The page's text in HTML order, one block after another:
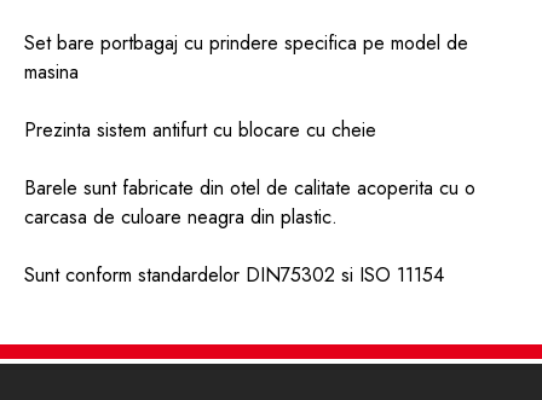
Set bare portbagaj cu prindere specifica pe model de
masina
Prezinta sistem antifurt cu blocare cu cheie
Barele sunt fabricate din otel de calitate acoperita cu o
carcasa de culoare neagra din plastic.
Sunt conform standardelor DIN75302 si ISO 11154